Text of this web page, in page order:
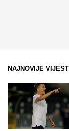
NAJNOVIJE VIJESTI